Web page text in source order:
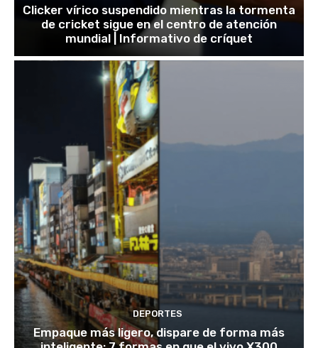
Clicker vírico suspendido mientras la tormenta
de cricket sigue en el centro de atención
mundial | Informativo de críquet
DEPORTES
Empaque más ligero, dispare de forma más